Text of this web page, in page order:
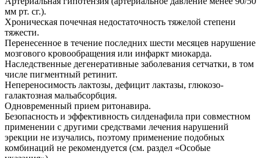
мм рт. сг.).
Хроническая почечная недостаточность тяжелой степени
тяжести.
Перенесенное в течение последних шести месяцев нарушение
мозгового кровообращения или инфаркт миокарда.
Наследственные дегенеративные заболевания сетчатки, в том
числе пигментный ретинит.
Непереносимость лактозы, дефицит лактазы, глюкозо-
галактозная мальабсорбция.
Одновременный прием ритонавира.
Безопасность и эффективность силденафила при совместном
применении с другими средствами лечения нарушений
эрекции не изучались, поэтому применение подобных
комбинаций не рекомендуется (см. раздел «Особые